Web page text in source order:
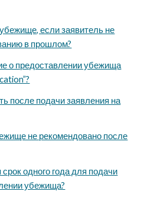
если заявитель не
в прошлом?
о предоставлении убежища
после подачи заявления на
не рекомендовано после
одного года для подачи
убежища?